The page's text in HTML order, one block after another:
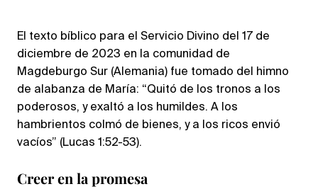
El texto bíblico para el Servicio Divino del 17 de
diciembre de 2023 en la comunidad de
Magdeburgo Sur (Alemania) fue tomado del himno
de alabanza de María: “Quitó de los tronos a los
poderosos, y exaltó a los humildes. A los
hambrientos colmó de bienes, y a los ricos envió
vacíos” (Lucas 1:52-53).
Creer en la promesa